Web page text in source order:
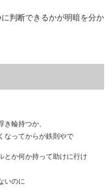
判断できるかが明暗を分か
き輪持つか、
なってからが鉄則やで
とか何か持って助けに行け
いのに